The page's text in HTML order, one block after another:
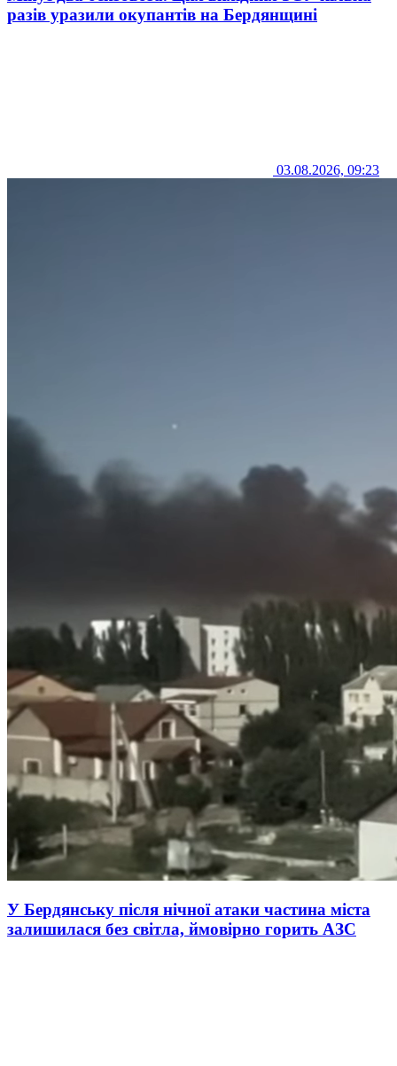
разів уразили окупантів на Бердянщині
03.08.2026, 09:23
У Бердянську після нічної атаки частина міста
залишилася без світла, ймовірно горить АЗС